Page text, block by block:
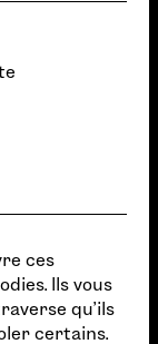
ces
Ils vous
qu'ils
certains.